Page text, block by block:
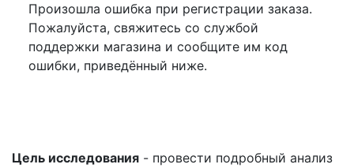
Произошла ошибка при регистрации заказа.
Пожалуйста, свяжитесь со службой
поддержки магазина и сообщите им код
ошибки, приведённый ниже.
Цель исследования - провести подробный анализ